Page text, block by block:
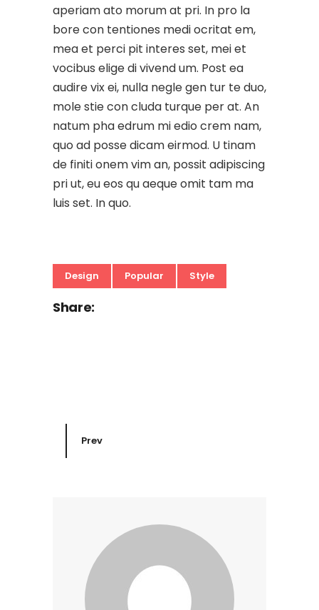
aperiam ato morum at pri. In pro la
bore con tentiones medi ocritat em,
mea et perci pit interes set, mei et
vocibus elige di vivend um. Post ea
audire vix ei, nulla negle gen tur te duo,
mole stie con cluda turque per at. An
natum pha edrum mi edio crem nam,
quo ad posse dicam eirmod. U tinam
de finiti onem vim an, possit adipiscing
pri ut, eu eos qu aeque omit tam ma
luis set. In quo.
Design Popular Style
Share:
Prev